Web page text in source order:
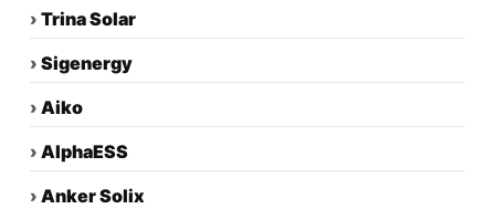
› Trina Solar
› Sigenergy
› Aiko
› AlphaESS
› Anker Solix